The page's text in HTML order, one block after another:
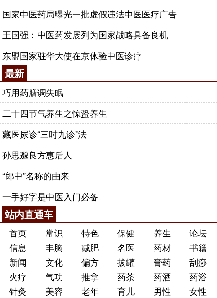
国家中医药局曝光一批虚假违法中医医疗广告
王国强：中医药发展列为国家战略具备良机
东盟国家驻华大使在京体验中医诊疗
最新
巧用药膳调失眠
二十四节气养生之惊蛰养生
藏医尿诊“三时九诊”法
孙思邈良方惠后人
“郎中”名称的由来
一手好字是中医入门必备
站内直通车
首页 常识 特色 保健 养生
论坛
信息
丰胸 减肥 名医 药材
书籍
新闻
文化 偏方 拔罐 膏药
刮痧
火疗
气功 推拿 药茶 药酒
药浴
针灸
美容 老年 育儿 男性 女性